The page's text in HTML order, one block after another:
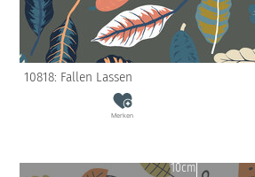
10818: Fallen Lassen
Merken
10cm